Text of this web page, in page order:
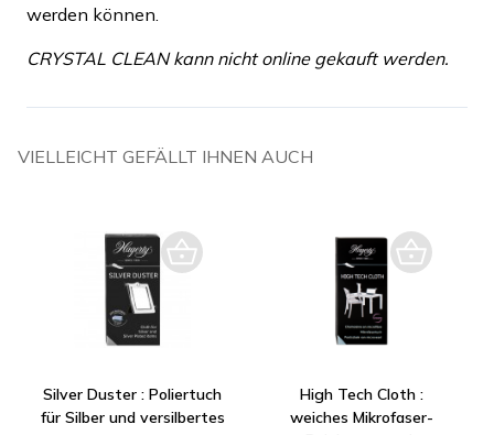
werden können.
CRYSTAL CLEAN kann nicht online gekauft werden.
VIELLEICHT GEFÄLLT IHNEN AUCH
Silver Duster : Poliertuch
für Silber und versilbertes
High Tech Cloth :
weiches Mikrofaser-